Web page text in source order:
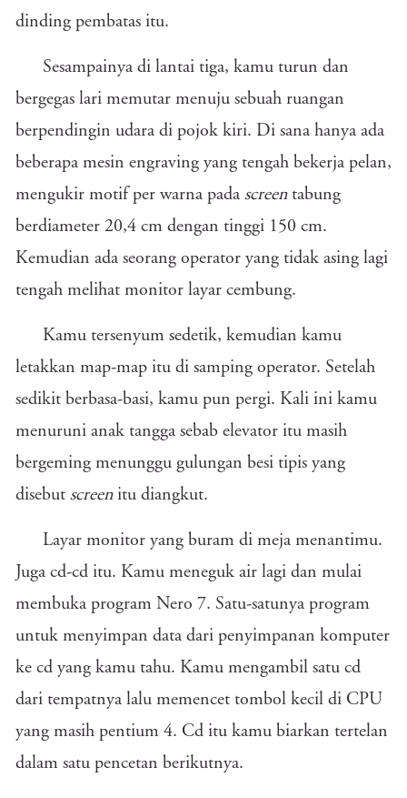
dinding pembatas itu.
Sesampainya di lantai tiga, kamu turun dan
bergegas lari memutar menuju sebuah ruangan
berpendingin udara di pojok kiri. Di sana hanya ada
beberapa mesin engraving yang tengah bekerja pelan,
mengukir motif per warna pada screentabung
berdiameter 20,4 cm dengan tinggi 150 cm.
Kemudian ada seorang operator yang tidak asing lagi
tengah melihat monitor layar cembung.
Kamu tersenyum sedetik, kemudian kamu
letakkan map-map itu di samping operator. Setelah
sedikit berbasa-basi, kamu pun pergi. Kali ini kamu
menuruni anak tangga sebab elevator itu masih
bergeming menunggu gulungan besi tipis yang
disebut screenitu diangkut.
Layar monitor yang buram di meja menantimu.
Juga cd-cd itu. Kamu meneguk air lagi dan mulai
membuka program Nero 7. Satu-satunya program
untuk menyimpan data dari penyimpanan komputer
ke cd yang kamu tahu. Kamu mengambil satu cd
dari tempatnya lalu memencet tombol kecil di CPU
yang masih pentium 4. Cd itu kamu biarkan tertelan
dalam satu pencetan berikutnya.